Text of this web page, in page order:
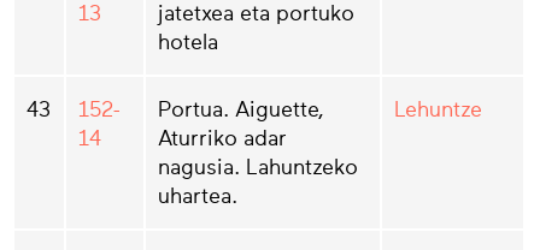
13
jatetxea eta portuko
hotela
43
152-
14
Portua. Aiguette,
Aturriko adar
nagusia. Lahuntzeko
uhartea.
Lehuntze